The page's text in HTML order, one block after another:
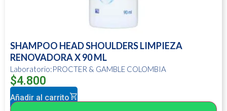
SHAMPOO HEAD SHOULDERS LIMPIEZA
RENOVADORA X 90 ML
Laboratorio:PROCTER & GAMBLE COLOMBIA
$4.800
Añadir al carrito